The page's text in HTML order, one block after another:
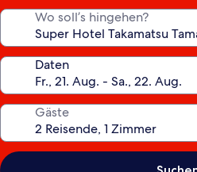
Wo soll’s hingehen?
Daten
Gäste